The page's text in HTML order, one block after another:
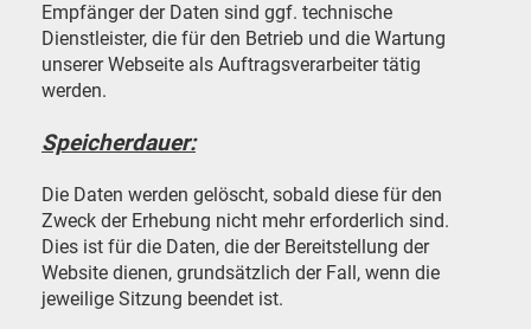
Empfänger der Daten sind ggf. technische
Dienstleister, die für den Betrieb und die Wartung
unserer Webseite als Auftragsverarbeiter tätig
werden.
Speicherdauer:
Die Daten werden gelöscht, sobald diese für den
Zweck der Erhebung nicht mehr erforderlich sind.
Dies ist für die Daten, die der Bereitstellung der
Website dienen, grundsätzlich der Fall, wenn die
jeweilige Sitzung beendet ist.